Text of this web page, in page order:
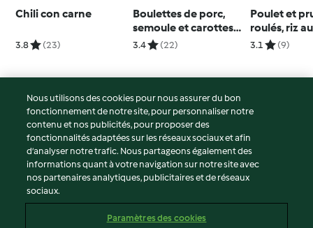
Chili con carne
3.8 (23)
Boulettes de porc,
semoule et carottes
vapeur
3.4 (22)
Poulet et
roulés, riz
3.1 (9)
© Copyright 2026
Conditions d'utilisation
Politique de confidentialité
Non-responsabilité
Mentions légales
Nous utilisons des cookies pour nous assurer du bon
fonctionnement de notre site, pour personnaliser notre
contenu et nos publicités, pour proposer des
fonctionnalités adaptées sur les réseaux sociaux et afin
d’analyser notre trafic. Nous partageons également des
informations quant à votre navigation sur notre site avec
nos partenaires analytiques, publicitaires et de réseaux
sociaux.
Paramètres des cookies